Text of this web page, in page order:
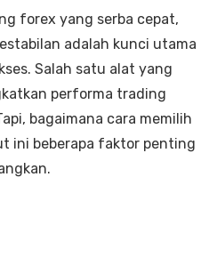
forex yang serba cepat,
adalah kunci utama
Salah satu alat yang
performa trading
bagaimana cara memilih
ini beberapa faktor penting